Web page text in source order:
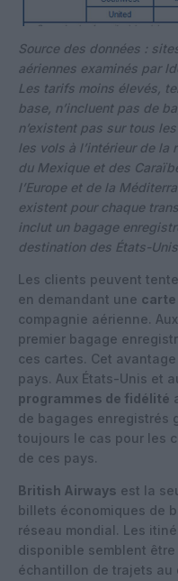
Source des données :
aériennes examinés par
Les tarifs moins élevés,
base, n’incluent pas de
n’existent pas sur tous
les vols à l’intérieur de la
du Mexique et des
l’Europe et de la
existent pour chaque
inclut un bagage
destination des États-
Les clients peuvent
en demandant une carte
compagnie aérienne.
premier bagage
ces cartes. Cet
pays. Aux États-Unis et
programmes de fidélité
de bagages enregistrés
toujours le cas pour les
de ces pays.
British Airways est la
billets économiques de
réseau mondial. Les
disponible semblent
échantillon de trajets au